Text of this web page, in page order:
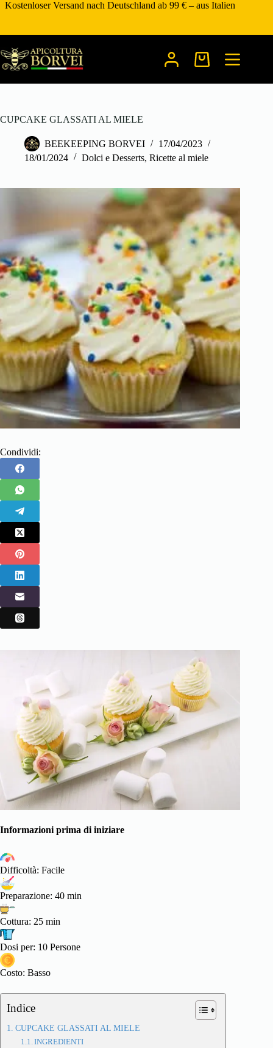
Zum
Kostenloser Versand nach Deutschland ab 99 € – aus Italien
Warenkorb
CUPCAKE GLASSATI AL MIELE
BEEKEEPING BORVEI
17/04/2023
18/01/2024
Dolci e Desserts, Ricette al miele
Condividi:
Informazioni prima di iniziare
Difficoltà: Facile
Preparazione: 40 min
Cottura: 25 min
Dosi per: 10 Persone
Costo: Basso
Indice
CUPCAKE GLASSATI AL MIELE
INGREDIENTI